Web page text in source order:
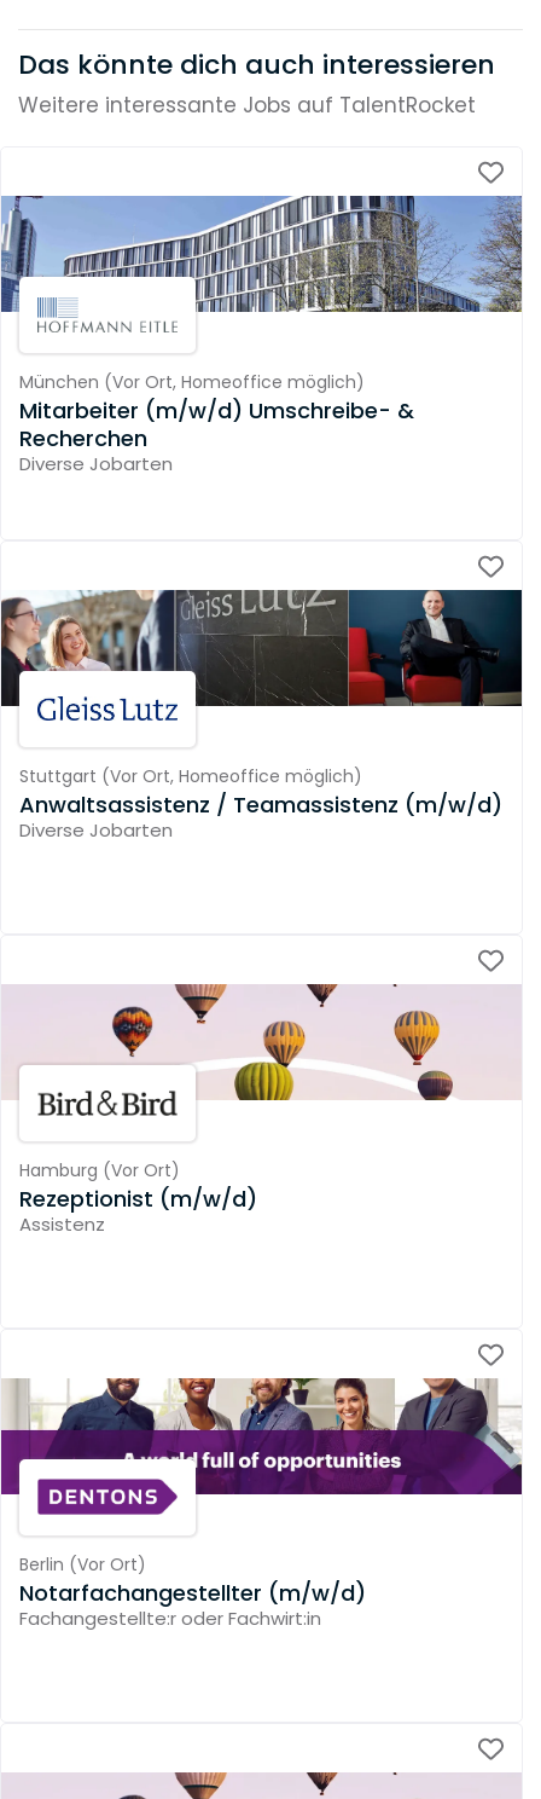
Das könnte dich auch interessieren
Weitere interessante Jobs auf TalentRocket
München (Vor Ort, Homeoffice möglich)
Mitarbeiter (m/w/d) Umschreibe- &
Recherchen
Diverse Jobarten
Stuttgart (Vor Ort, Homeoffice möglich)
Anwaltsassistenz / Teamassistenz (m/w/d)
Diverse Jobarten
Hamburg (Vor Ort)
Rezeptionist (m/w/d)
Assistenz
Berlin (Vor Ort)
Notarfachangestellter (m/w/d)
Fachangestellte:r oder Fachwirt:in